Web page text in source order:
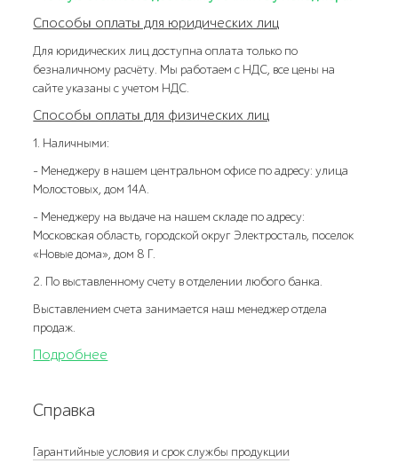
Способы оплаты для юридических лиц
Для юридических лиц доступна оплата только по
безналичному расчёту. Мы работаем с НДС, все цены на
сайте указаны с учетом НДС.
Способы оплаты для физических лиц
1. Наличными:
- Менеджеру в нашем центральном офисе по адресу: улица
Молостовых, дом 14А.
- Менеджеру на выдаче на нашем складе по адресу:
Московская область, городской округ Электросталь, поселок
«Новые дома», дом 8 Г.
2. По выставленному счету в отделении любого банка.
Выставлением счета занимается наш менеджер отдела
продаж.
Подробнее
Справка
Гарантийные условия и срок службы продукции